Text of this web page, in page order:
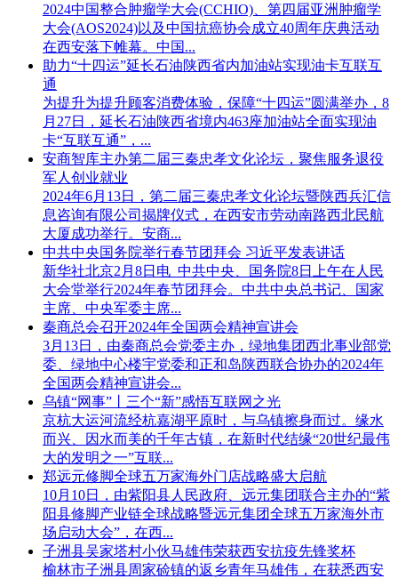
2024中国整合肿瘤学大会(CCHIO)、第四届亚洲肿瘤学
大会(AOS2024)以及中国抗癌协会成立40周年庆典活动
在西安落下帷幕。中国...
助力“十四运”延长石油陕西省内加油站实现油卡互联互
通
为提升为提升顾客消费体验，保障“十四运”圆满举办，8
月27日，延长石油陕西省境内463座加油站全面实现油
卡“互联互通”，...
安商智库主办第二届三秦忠孝文化论坛，聚焦服务退役
军人创业就业
2024年6月13日，第二届三秦忠孝文化论坛暨陕西兵汇信
息咨询有限公司揭牌仪式，在西安市劳动南路西北民航
大厦成功举行。安商...
中共中央国务院举行春节团拜会 习近平发表讲话
新华社北京2月8日电 中共中央、国务院8日上午在人民
大会堂举行2024年春节团拜会。中共中央总书记、国家
主席、中央军委主席...
秦商总会召开2024年全国两会精神宣讲会
3月13日，由秦商总会党委主办，绿地集团西北事业部党
委、绿地中心楼宇党委和正和岛陕西联合协办的2024年
全国两会精神宣讲会...
乌镇“网事”丨三个“新”感悟互联网之光
京杭大运河流经杭嘉湖平原时，与乌镇擦身而过。缘水
而兴、因水而美的千年古镇，在新时代结缘“20世纪最伟
大的发明之一”互联...
郑远元修脚全球五万家海外门店战略盛大启航
10月10日，由紫阳县人民政府、远元集团联合主办的“紫
阳县修脚产业链全球战略暨远元集团全球五万家海外市
场启动大会”，在西...
子洲县吴家塔村小伙马雄伟荣获西安抗疫先锋奖杯
榆林市子洲县周家硷镇的返乡青年马雄伟，在获悉西安